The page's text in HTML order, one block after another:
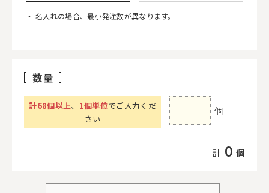
名入れの場合、最小発注数が異なります。
数量
計68個以上、 1個単位でご入力くだ
さい
個
計 0 個